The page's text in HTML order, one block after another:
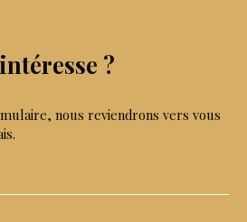
?
nous reviendrons vers vous